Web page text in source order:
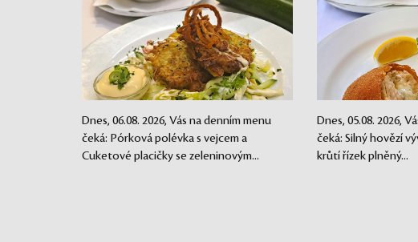
Dnes, 06.08. 2026, Vás na denním menu
čeká: Pórková polévka s vejcem a
Cuketové placičky se zeleninovým...
Dnes, 05.08. 2026,
čeká: Silný hovězí
krůtí řízek plněný...